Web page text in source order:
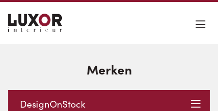
Merken
DesignOnStock